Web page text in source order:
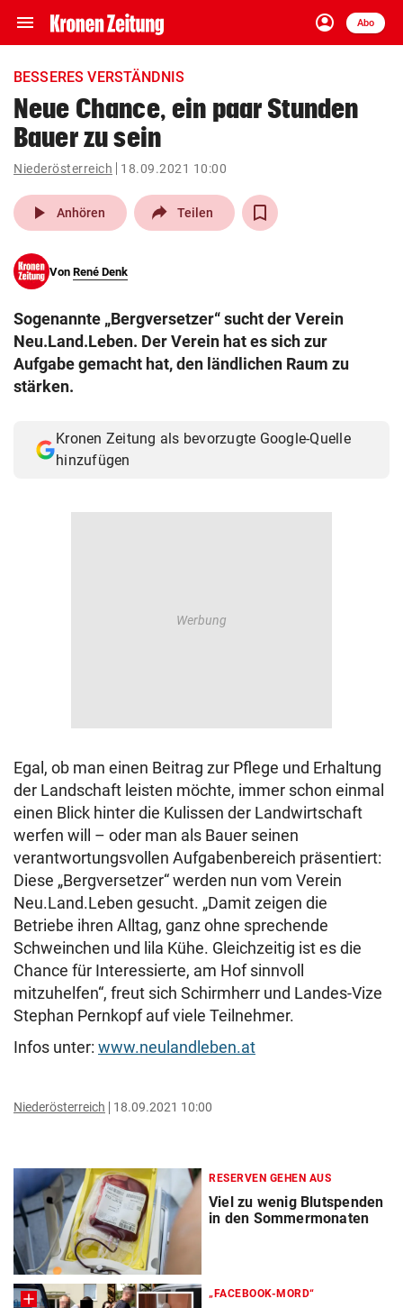
menu Navigation
ein-/ausklappen
account_circle
Anmelden
Abo
close Schließen
account_circle Anmelden
pin_drop
Wien arrow_right
search
eingeben
Muthgasse 2, 1190 Wien
BESSERES VERSTÄNDNIS
Neue Chance, ein paar Stunden
Bauer zu sein
Niederösterreich 18.09.2021 10:00
play_arrow Anhören Teilen
Von René Denk
Sogenannte „Bergversetzer“ sucht der Verein
Neu.Land.Leben. Der Verein hat es sich zur
Aufgabe gemacht hat, den ländlichen Raum zu
stärken.
Kronen Zeitung als bevorzugte Google-Quelle
hinzufügen
Egal, ob man einen Beitrag zur Pflege und Erhaltung
der Landschaft leisten möchte, immer schon einmal
einen Blick hinter die Kulissen der Landwirtschaft
werfen will – oder man als Bauer seinen
verantwortungsvollen Aufgabenbereich präsentiert:
Diese „Bergversetzer“ werden nun vom Verein
Neu.Land.Leben gesucht. „Damit zeigen die
Betriebe ihren Alltag, ganz ohne sprechende
Schweinchen und lila Kühe. Gleichzeitig ist es die
Chance für Interessierte, am Hof sinnvoll
mitzuhelfen“, freut sich Schirmherr und Landes-Vize
Stephan Pernkopf auf viele Teilnehmer.
Infos unter: www.neulandleben.at
Niederösterreich 18.09.2021 10:00
RESERVEN GEHEN AUS
Viel zu wenig Blutspenden
in den Sommermonaten
„FACEBOOK-MORD“